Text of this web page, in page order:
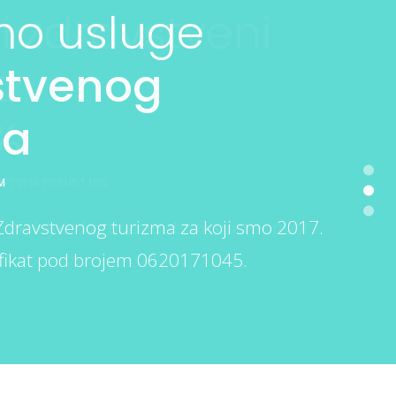
zdravstveni
POPUST 10%
lojalti kartica odobravamo popust
usluge
turizma za koji smo 2017.
pod brojem 0620171045.
različite
plaćanja